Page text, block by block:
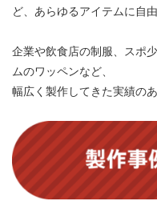
ど、あらゆるアイテムに自
企業や飲食店の制服、スポ
ムのワッペンなど、
幅広く製作してきた実績の